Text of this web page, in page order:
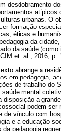
desdobramento
atípicos
urbanas. O
formação
éticas e
da
da saúde
et. al., 2016, p.
abrange a
em pedagogia,
de trabalho do
saúde mental
disposição a
podem ser
de vínculo com
e a educação
da pedagogia